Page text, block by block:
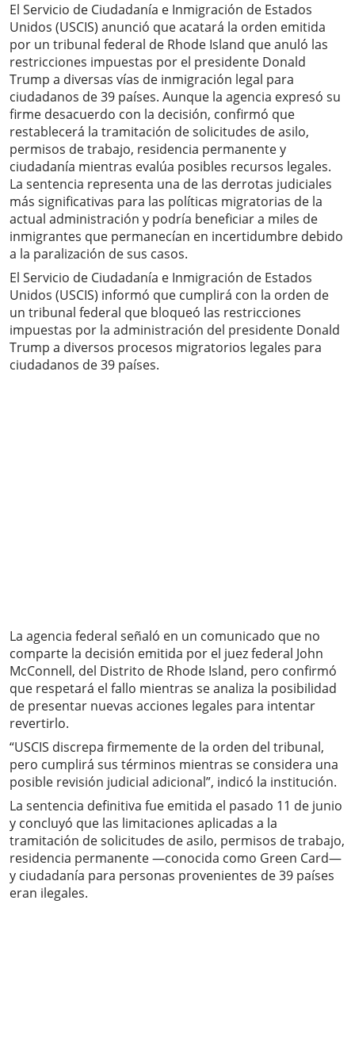
El Servicio de Ciudadanía e Inmigración de Estados
Unidos (USCIS) anunció que acatará la orden emitida
por un tribunal federal de Rhode Island que anuló las
restricciones impuestas por el presidente Donald
Trump a diversas vías de inmigración legal para
ciudadanos de 39 países. Aunque la agencia expresó su
firme desacuerdo con la decisión, confirmó que
restablecerá la tramitación de solicitudes de asilo,
permisos de trabajo, residencia permanente y
ciudadanía mientras evalúa posibles recursos legales.
La sentencia representa una de las derrotas judiciales
más significativas para las políticas migratorias de la
actual administración y podría beneficiar a miles de
inmigrantes que permanecían en incertidumbre debido
a la paralización de sus casos.
El Servicio de Ciudadanía e Inmigración de Estados
Unidos (USCIS) informó que cumplirá con la orden de
un tribunal federal que bloqueó las restricciones
impuestas por la administración del presidente Donald
Trump a diversos procesos migratorios legales para
ciudadanos de 39 países.
La agencia federal señaló en un comunicado que no
comparte la decisión emitida por el juez federal John
McConnell, del Distrito de Rhode Island, pero confirmó
que respetará el fallo mientras se analiza la posibilidad
de presentar nuevas acciones legales para intentar
revertirlo.
“USCIS discrepa firmemente de la orden del tribunal,
pero cumplirá sus términos mientras se considera una
posible revisión judicial adicional”, indicó la institución.
La sentencia definitiva fue emitida el pasado 11 de junio
y concluyó que las limitaciones aplicadas a la
tramitación de solicitudes de asilo, permisos de trabajo,
residencia permanente —conocida como Green Card—
y ciudadanía para personas provenientes de 39 países
eran ilegales.